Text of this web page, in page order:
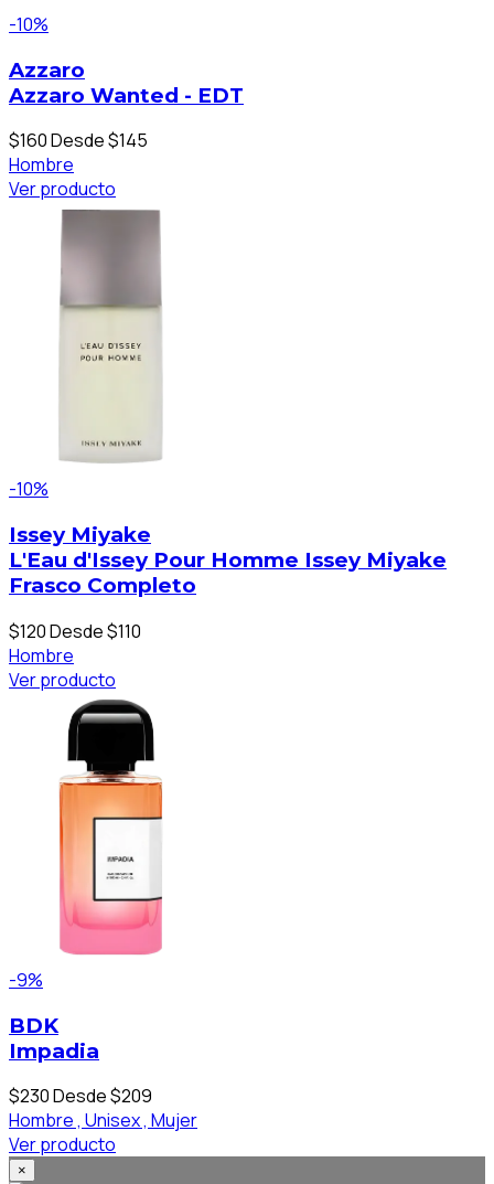
-10%
Azzaro
Azzaro Wanted - EDT
$160Desde $145
Hombre
Ver producto
-10%
Issey Miyake
L'Eau d'Issey Pour Homme Issey Miyake
Frasco Completo
$120Desde $110
Hombre
Ver producto
-9%
BDK
Impadia
$230Desde $209
Hombre , Unisex , Mujer
Ver producto
×